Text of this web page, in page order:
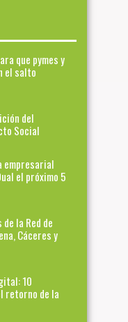
que pymes y
el salto
del
Social
empresarial
el próximo 5
la Red de
Cáceres y
10
retorno de la